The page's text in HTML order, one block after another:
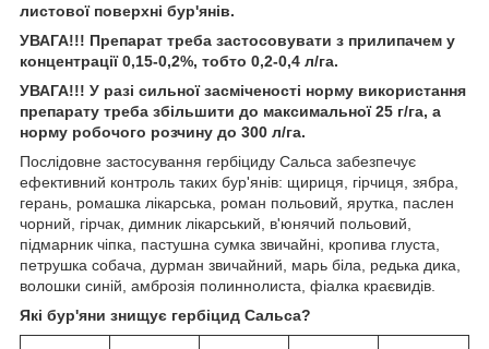
листової поверхні бур'янів.
УВАГА!!! Препарат треба застосовувати з прилипачем у
концентрації 0,15-0,2%, тобто 0,2-0,4 л/га.
УВАГА!!! У разі сильної засміченості норму використання
препарату треба збільшити до максимальної 25 г/га, а
норму робочого розчину до 300 л/га.
Послідовне застосування гербіциду Сальса забезпечує
ефективний контроль таких бур'янів: щириця, гірчиця, зябра,
герань, ромашка лікарська, роман польовий, ярутка, паслен
чорний, гірчак, димник лікарський, в'юнячий польовий,
підмарник чіпка, пастушна сумка звичайні, кропива глуста,
петрушка собача, дурман звичайний, марь біла, редька дика,
волошки синій, амброзія полиннолиста, фіалка краєвидів.
Які бур'яни знищує гербіцид Сальса?